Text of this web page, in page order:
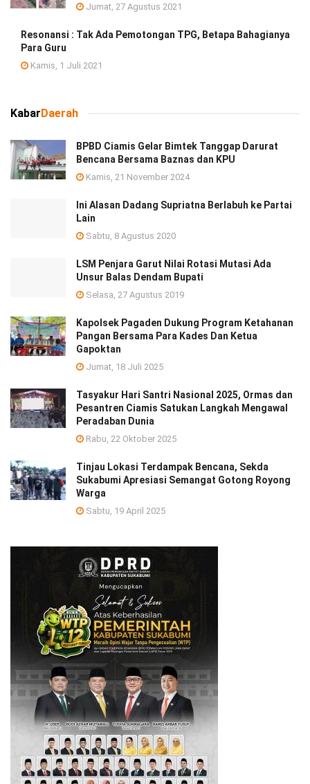
Jumat, 27 Agustus 2021
Resonansi : Tak Ada Pemotongan TPG, Betapa Bahagianya
Para Guru
Kamis, 1 Juli 2021
KabarDaerah
BPBD Ciamis Gelar Bimtek Tanggap Darurat
Bencana Bersama Baznas dan KPU
Kamis, 21 November 2024
Ini Alasan Dadang Supriatna Berlabuh ke Partai
Lain
Sabtu, 8 Agustus 2020
LSM Penjara Garut Nilai Rotasi Mutasi Ada
Unsur Balas Dendam Bupati
Selasa, 27 Agustus 2019
Kapolsek Pagaden Dukung Program Ketahanan
Pangan Bersama Para Kades Dan Ketua
Gapoktan
Jumat, 18 Juli 2025
Tasyakur Hari Santri Nasional 2025, Ormas dan
Pesantren Ciamis Satukan Langkah Mengawal
Peradaban Dunia
Rabu, 22 Oktober 2025
Tinjau Lokasi Terdampak Bencana, Sekda
Sukabumi Apresiasi Semangat Gotong Royong
Warga
Sabtu, 19 April 2025